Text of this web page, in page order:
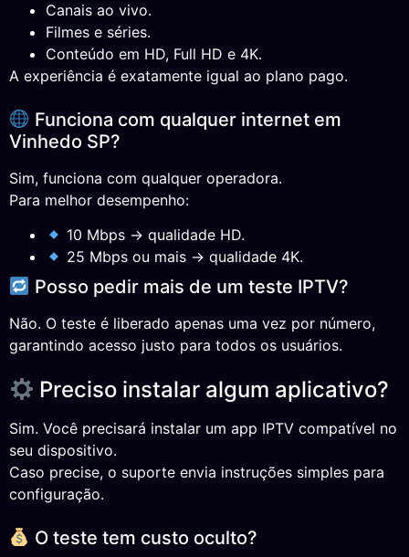
Canais ao vivo.
Filmes e séries.
Conteúdo em HD, Full HD e 4K.
A experiência é exatamente igual ao plano pago.
Funciona com qualquer internet em
Vinhedo SP?
Sim, funciona com qualquer operadora.
Para melhor desempenho:
10 Mbps → qualidade HD.
25 Mbps ou mais → qualidade 4K.
Posso pedir mais de um teste IPTV?
Não. O teste é liberado apenas uma vez por número,
garantindo acesso justo para todos os usuários.
Preciso instalar algum aplicativo?
Sim. Você precisará instalar um app IPTV compatível no
seu dispositivo.
Caso precise, o suporte envia instruções simples para
configuração.
O teste tem custo oculto?